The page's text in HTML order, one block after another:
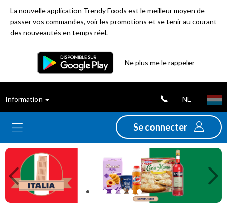
La nouvelle application Trendy Foods est le meilleur moyen de
passer vos commandes, voir les promotions et se tenir au courant
des nouveautés en temps réel.
Ne plus me le rappeler
Information NL
Se connecter
ventes
Nouveautés
Promotions
Déstockage
Previous